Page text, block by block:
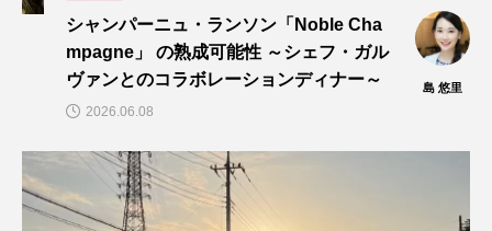
シャンパーニュ・ランソン「Noble Cha
mpagne」 の熟成可能性 ～シェフ・ガル
ヴァンとのコラボレーションディナー～
島 悠里
2026.06.08